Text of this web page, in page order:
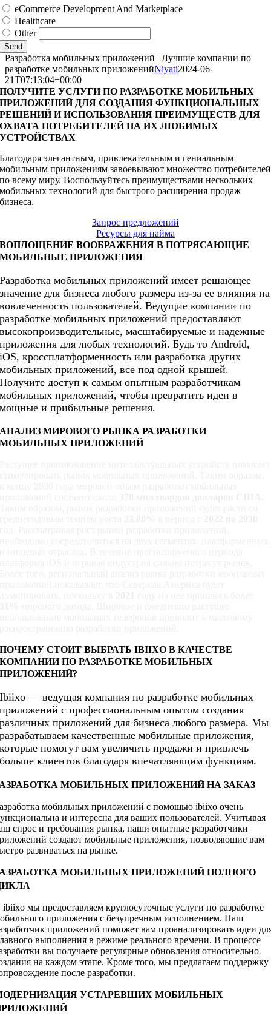
eCommerce Development And Marketplace
Healthcare
Other
Send
Разработка мобильных приложений | Лучшие компании по
разработке мобильных приложенийNiyati2024-06-
21T07:13:04+00:00
ПОЛУЧИТЕ УСЛУГИ ПО РАЗРАБОТКЕ МОБИЛЬНЫХ
ПРИЛОЖЕНИЙ ДЛЯ СОЗДАНИЯ ФУНКЦИОНАЛЬНЫХ
РЕШЕНИЙ И ИСПОЛЬЗОВАНИЯ ПРЕИМУЩЕСТВ ДЛЯ
ОХВАТА ПОТРЕБИТЕЛЕЙ НА ИХ ЛЮБИМЫХ
УСТРОЙСТВАХ
Благодаря элегантным, привлекательным и гениальным
мобильным приложениям завоевывают множество потребителей
по всему миру. Воспользуйтесь преимуществами нескольких
мобильных технологий для быстрого расширения продаж
бизнеса.
Запрос предложений
Ресурсы для найма
ВОПЛОЩЕНИЕ ВООБРАЖЕНИЯ В ПОТРЯСАЮЩИЕ
МОБИЛЬНЫЕ ПРИЛОЖЕНИЯ
Разработка мобильных приложений имеет решающее
значение для бизнеса любого размера из-за ее влияния на
вовлеченность пользователей. Ведущие компании по
разработке мобильных приложений предоставляют
высокопроизводительные, масштабируемые и надежные
приложения для любых технологий. Будь то Android,
iOS, кроссплатформенность или разработка других
мобильных приложений, все под одной крышей.
Получите доступ к самым опытным разработчикам
мобильных приложений, чтобы превратить идеи в
мощные и прибыльные решения.
АНАЛИЗ МИРОВОГО РЫНКА РАЗРАБОТКИ
МОБИЛЬНЫХ ПРИЛОЖЕНИЙ
ПОЧЕМУ СТОИТ ВЫБРАТЬ IBIIXO В КАЧЕСТВЕ
КОМПАНИИ ПО РАЗРАБОТКЕ МОБИЛЬНЫХ
ПРИЛОЖЕНИЙ?
Ibiixo — ведущая компания по разработке мобильных
приложений с профессиональным опытом создания
различных приложений для бизнеса любого размера. Мы
разрабатываем качественные мобильные приложения,
которые помогут вам увеличить продажи и привлечь
больше клиентов благодаря впечатляющим функциям.
МОБИЛЬНЫХ ПРИЛОЖЕНИЙ НА ЗАКАЗ
мобильных приложений с помощью ibiixo очень
и интересна для ваших пользователей. Учитывая
спрос и требования рынка, наши опытные разработчики
создают мобильные приложения, позволяющие вам
развиваться на рынке.
МОБИЛЬНЫХ ПРИЛОЖЕНИЙ ПОЛНОГО
мы предоставляем круглосуточные услуги по разработке
приложения с безупречным исполнением. Наш
приложений поможет вам проанализировать идеи
выполнения в режиме реального времени. В процессе
вы получаете регулярные обновления относительно
на каждом этапе. Кроме того, мы предлагаем поддержку
после разработки.
УСТАРЕВШИХ МОБИЛЬНЫХ